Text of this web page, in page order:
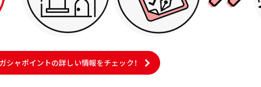
ガシャポイントの詳しい情報をチェック！